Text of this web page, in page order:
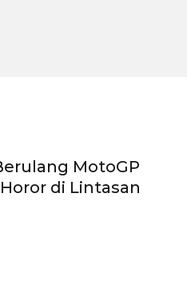
MotoGP
di Lintasan